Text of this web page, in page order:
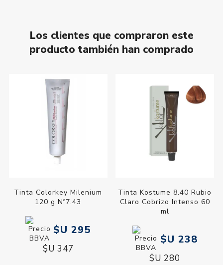
Los clientes que compraron este
producto también han comprado
Tinta Colorkey Milenium
120 g Nº7.43
$U 295
$U 347
Tinta Kostume 8.40 Rubio
Claro Cobrizo Intenso 60
ml
$U 238
$U 280